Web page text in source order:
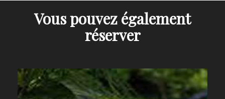
Vous pouvez également
réserver